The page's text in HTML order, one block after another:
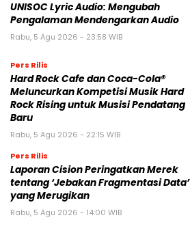
UNISOC Lyric Audio: Mengubah
Pengalaman Mendengarkan Audio
Rabu, 5 Agu 2026 - 23:58 WIB
Pers Rilis
Hard Rock Cafe dan Coca-Cola®
Meluncurkan Kompetisi Musik Hard
Rock Rising untuk Musisi Pendatang
Baru
Rabu, 5 Agu 2026 - 22:15 WIB
Pers Rilis
Laporan Cision Peringatkan Merek
tentang ‘Jebakan Fragmentasi Data’
yang Merugikan
Rabu, 5 Agu 2026 - 14:00 WIB